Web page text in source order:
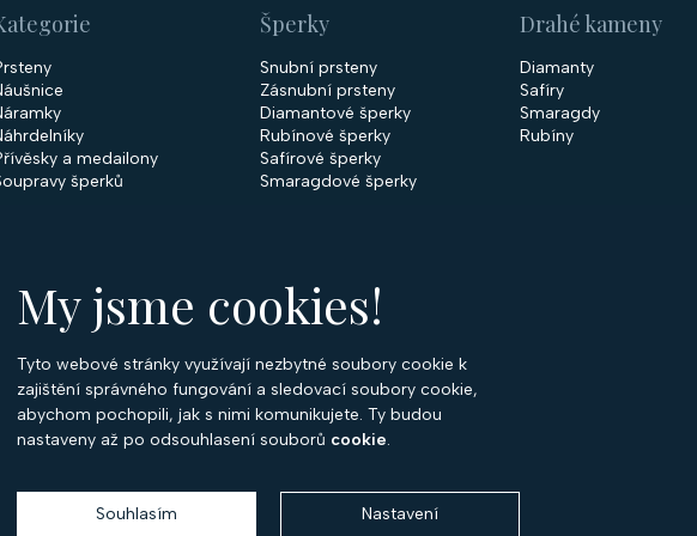
My jsme cookies!
Tyto webové stránky využívají nezbytné soubory cookie k
zajištění správného fungování a sledovací soubory cookie,
abychom pochopili, jak s nimi komunikujete. Ty budou
nastaveny až po odsouhlasení souborů cookie.
Nastavení
Souhlasím
a medailony
šperků
Šperky
Snubní prsteny
Zásnubní prsteny
Diamantové šperky
Rubínové šperky
Safírové šperky
Smaragdové šperky
Drahé kameny
Diamanty
Safíry
Smaragdy
Rubíny